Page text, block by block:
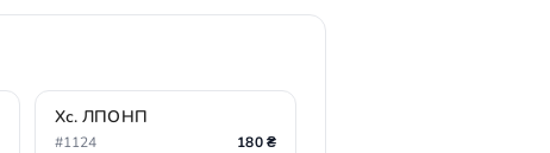
Хс. ЛПОНП
#1124 180 ₴